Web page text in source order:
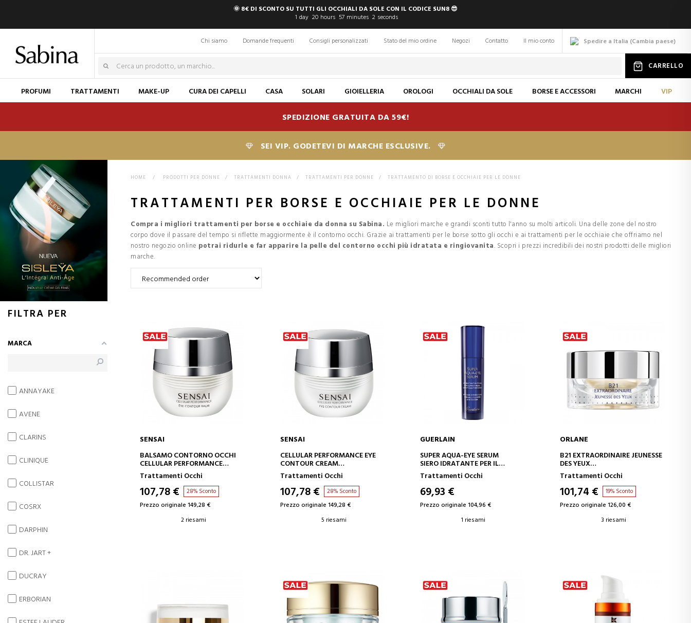
🌞 8€ DI SCONTO SU TUTTI GLI OCCHIALI DA SOLE CON IL CODICE SUN8 😎
day 20 hours 57 minutes 1 second
Spedire a Italia (Cambia paese)
Chi siamo Domande frequenti Consigli personalizzati Stato del mio ordine Negozi Contatto Il mio conto
CARRELLO
PROFUMI TRATTAMENTI MAKE-UP CURA DEI CAPELLI CASA SOLARI GIOIELLERIA OROLOGI OCCHIALI DA SOLE BORSE E ACCESSORI MARCHI VIP
SPEDIZIONE GRATUITA DA 59€!
SEI VIP. GODETEVI DI MARCHE ESCLUSIVE.
HOME > PRODOTTI PER DONNE > TRATTAMENTI DONNA > TRATTAMENTI PER DONNE > TRATTAMENTO DI BORSE E OCCHIAIE PER LE DONNE
TRATTAMENTI PER BORSE E OCCHIAIE PER LE DONNE
Compra i migliori trattamenti per borse e occhiaie da donna su Sabina. Le migliori marche e grandi sconti tutto l'anno su molti articoli. Una delle zone del nostro
corpo dove il passare del tempo si riflette maggiormente è il contorno occhi. Grazie ai trattamenti per le borse sotto gli occhi e ai trattamenti per le occhiaie che offriamo nel
nostro negozio online potrai ridurle e far apparire la pelle del contorno occhi più idratata e ringiovanita. Scopri i prezzi incredibili dei nostri prodotti delle migliori
marche.
AGGIUNGI AL CARRELLO
SENSAI
BALSAMO CONTORNO OCCHI
CELLULAR PERFORMANCE
KANEBO
BALSAMO CONTORNO OCCHI
Trattamenti Occhi
107,78 € 28% Sconto
Prezzo originale 149,28 €
2 riesami
AGGIUNGI AL CARRELLO
SENSAI
CELLULAR PERFORMANCE EYE
CONTOUR CREAM
CREMA CONTORNO OCCHI
Trattamenti Occhi
107,78 € 28% Sconto
Prezzo originale 149,28 €
5 riesami
AGGIUNGI AL CARRELLO
GUERLAIN
SUPER AQUA-EYE SERUM
SIERO IDRATANTE PER IL
CONTORNO OCCHI
Trattamenti Occhi
69,93 €
Prezzo originale 104,96 €
1 riesami
AGGIUNGI AL CARRELLO
ORLANE
B21 EXTRAORDINAIRE JEUNESSE
DES YEUX
CONTORNO OCCHI
Trattamenti Occhi
101,74 € 19% Sconto
Prezzo originale 126,00 €
3 riesami
FILTRA PER
MARCA
ANNAYAKE
AVENE
CLARINS
CLINIQUE
COLLISTAR
COSRX
DARPHIN
DR. JART +
DUCRAY
ERBORIAN